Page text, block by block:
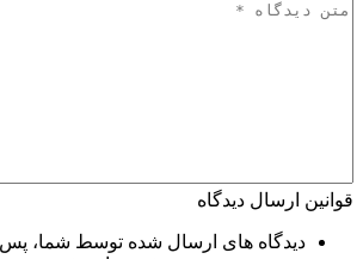
قوانین ارسال دیدگاه
دیدگاه های ارسال شده توسط شما، پس